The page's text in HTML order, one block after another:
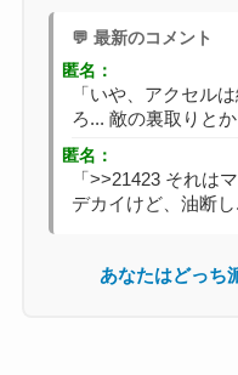
💬 最新のコメント
匿名：
「いや、アクセル
ろ... 敵の裏取りと
匿名：
「>>21423 それは
デカイけど、油断し
あなたはどっち